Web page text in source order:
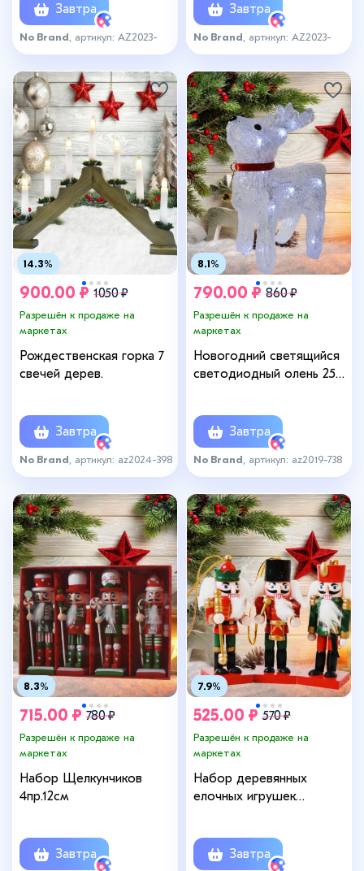
Завтра
No Brand , артикул: AZ2023-
164pink
Завтра
No Brand , артикул: AZ2023-
164wh
14.3%
900.00 ₽ 1050 ₽
Разрешён к продаже на
маркетах
Рождественская горка 7
свечей дерев.
Завтра
No Brand , артикул: az2024-398
8.1%
790.00 ₽ 860 ₽
Разрешён к продаже на
маркетах
Новогодний светящийся
светодиодный олень 25
Завтра
No Brand , артикул: az2019-738
8.3%
715.00 ₽ 780 ₽
Разрешён к продаже на
маркетах
Набор Щелкунчиков
4пр.12см
Завтра
7.9%
525.00 ₽ 570 ₽
Разрешён к продаже на
маркетах
Набор деревянных
елочных игрушек
подвескаЗавтра